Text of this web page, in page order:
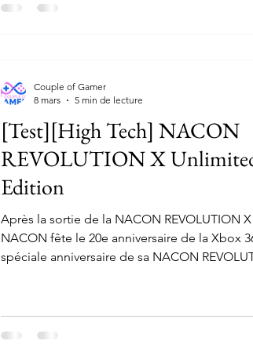
[Test][High Tech] NACON
REVOLUTION X
Edition
Après la sortie de la NACON REVOLUTION
NACON fête le 20e anniversaire de la Xbox
spéciale anniversaire de sa NACON
Xbox 360, elle a le droit à quelques petites
seulement visuelle. Car son petit écran LCD
Couple of Gamer
8 mars
5 min de lecture